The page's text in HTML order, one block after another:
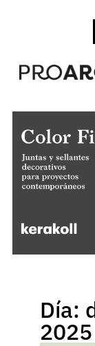
Día:
2025